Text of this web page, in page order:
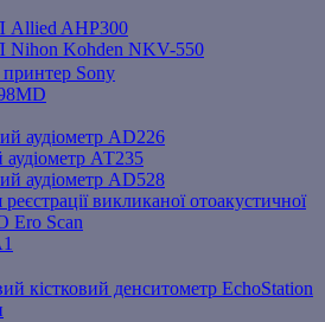
AHP300
Kohden NKV-550
принтер Sony
аудіометр AD226
аудіометр АТ235
аудіометр AD528
викликаної отоакустичної
Ero Scan
кістковий денситометр EchoStation